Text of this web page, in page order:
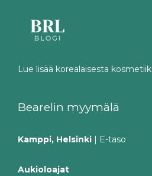
Lue lisää korealaisesta
Bearelin myymälä
Kamppi, Helsinki | E-taso
Aukioloajat